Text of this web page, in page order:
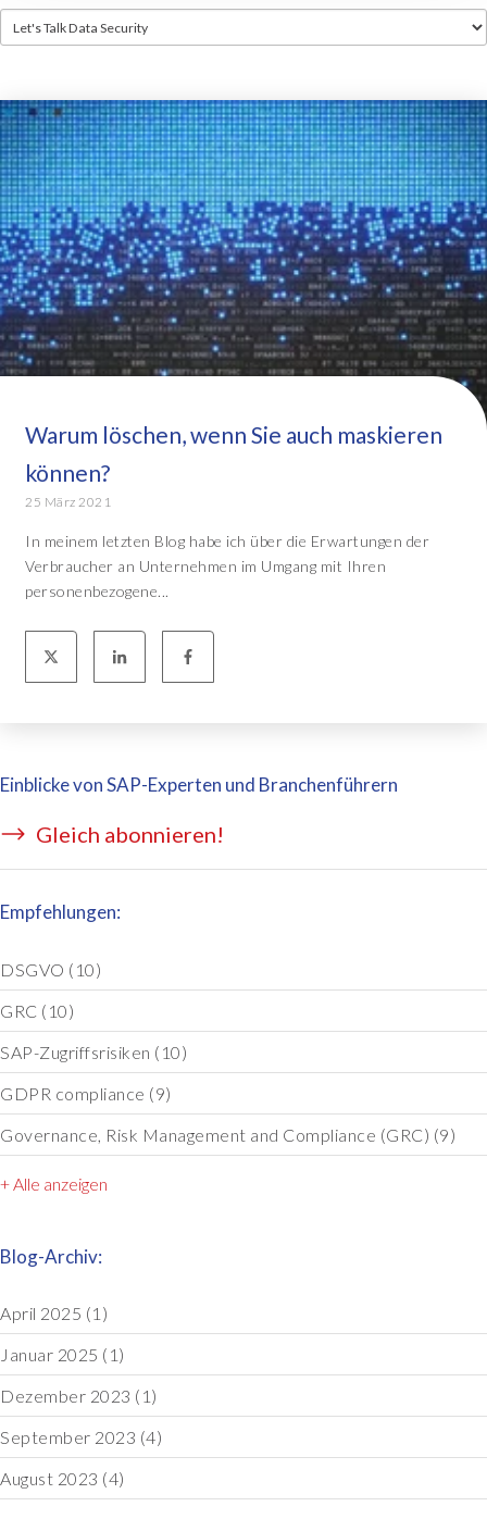
Warum löschen, wenn Sie auch maskieren
können?
25 März 2021
In meinem letzten Blog habe ich über die Erwartungen der
Verbraucher an Unternehmen im Umgang mit Ihren
personenbezogene...
Einblicke von SAP-Experten und Branchenführern
Gleich abonnieren!
Empfehlungen:
DSGVO (10)
GRC (10)
SAP-Zugriffsrisiken (10)
GDPR compliance (9)
Governance, Risk Management and Compliance (GRC) (9)
+ Alle anzeigen
Blog-Archiv:
April 2025 (1)
Januar 2025 (1)
Dezember 2023 (1)
September 2023 (4)
August 2023 (4)